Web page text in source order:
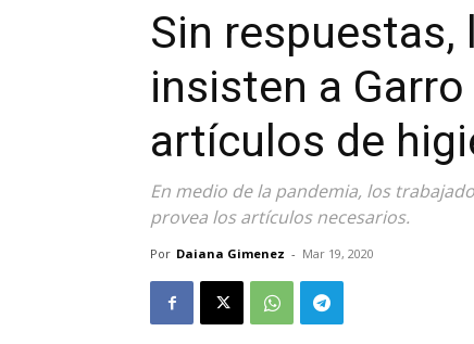
Sin
insisten a
artículos de
En medio de la pandemia, los
provea los artículos necesarios.
Por Daiana Gimenez - Mar 19, 2020